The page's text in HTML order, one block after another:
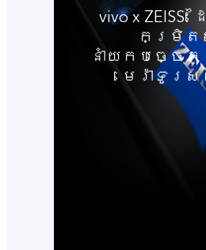
vivo x
កម្រិ
នាំយកបច្ចេក
មេរ៉ាទូរ